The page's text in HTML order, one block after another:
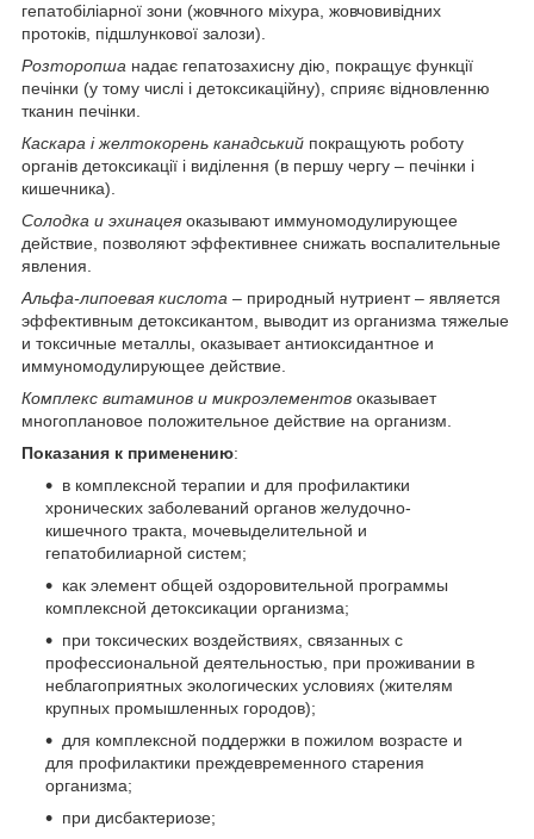
гепатобіліарної зони (жовчного міхура, жовчовивідних
протоків, підшлункової залози).
Розторопша надає гепатозахисну дію, покращує функції
печінки (у тому числі і детоксикаційну), сприяє відновленню
тканин печінки.
Каскара і желтокорень канадський покращують роботу
органів детоксикації і виділення (в першу чергу – печінки і
кишечника).
Солодка и эхинацея оказывают иммуномодулирующее
действие, позволяют эффективнее снижать воспалительные
явления.
Альфа-липоевая кислота – природный нутриент – является
эффективным детоксикантом, выводит из организма тяжелые
и токсичные металлы, оказывает антиоксидантное и
иммуномодулирующее действие.
Комплекс витаминов и микроэлементов оказывает
многоплановое положительное действие на организм.
Показания к применению:
в комплексной терапии и для профилактики
хронических заболеваний органов желудочно-
кишечного тракта, мочевыделительной и
гепатобилиарной систем;
как элемент общей оздоровительной программы
комплексной детоксикации организма;
при токсических воздействиях, связанных с
профессиональной деятельностью, при проживании в
неблагоприятных экологических условиях (жителям
крупных промышленных городов);
для комплексной поддержки в пожилом возрасте и
для профилактики преждевременного старения
организма;
при дисбактериозе;